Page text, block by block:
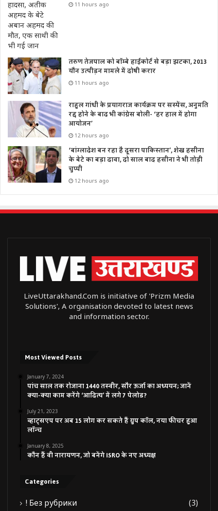
11 hours ago
तरुण तेजपाल को बॉम्बे हाईकोर्ट से बड़ा झटका, 2013
यौन उत्पीड़न मामले में दोषी करार
11 hours ago
राहुल गांधी के प्रयागराज कार्यक्रम पर सस्पेंस, अनुमति
रद्द होने के बाद भी कांग्रेस बोली- ‘हर हाल में होगा
आयोजन’
12 hours ago
‘बांग्लादेश बन रहा है दूसरा पाकिस्तान’, शेख हसीना
के बेटे का बड़ा दावा, दो साल बाद हसीना ने भी तोड़ी
चुप्पी
12 hours ago
LiveUttarakhand.Com is initiative of 'Prizm Media
Solutions', A organisation devoted to latest news
and information sector.
Most Viewed Posts
January 7, 2024
पांच साल तक रोजाना 1440 तस्वीर, सौर ऊर्जा का अध्ययन; जानें
क्या-क्या काम करेंगे ‘आदित्य’ में लगे 7 पेलोड?
July 21, 2023
व्हाट्सएप पर अब 15 लोग कर सकते हैं ग्रुप कॉल, नया फीचर हुआ
लॉन्च
January 8, 2025
कौन हैं वी नारायणन, जो बनेंगे ISRO के नए अध्यक्ष
Categories
! Без рубрики
(3)